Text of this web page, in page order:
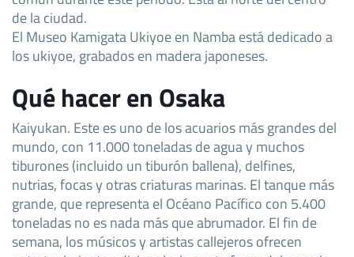
de la ciudad.
El Museo Kamigata Ukiyoe en Namba está dedicado a
los ukiyoe, grabados en madera japoneses.
Qué hacer en Osaka
Kaiyukan. Este es uno de los acuarios más grandes del
mundo, con 11.000 toneladas de agua y muchos
tiburones (incluido un tiburón ballena), delfines,
nutrias, focas y otras criaturas marinas. El tanque más
grande, que representa el Océano Pacífico con 5.400
toneladas no es nada más que abrumador. El fin de
semana, los músicos y artistas callejeros ofrecen